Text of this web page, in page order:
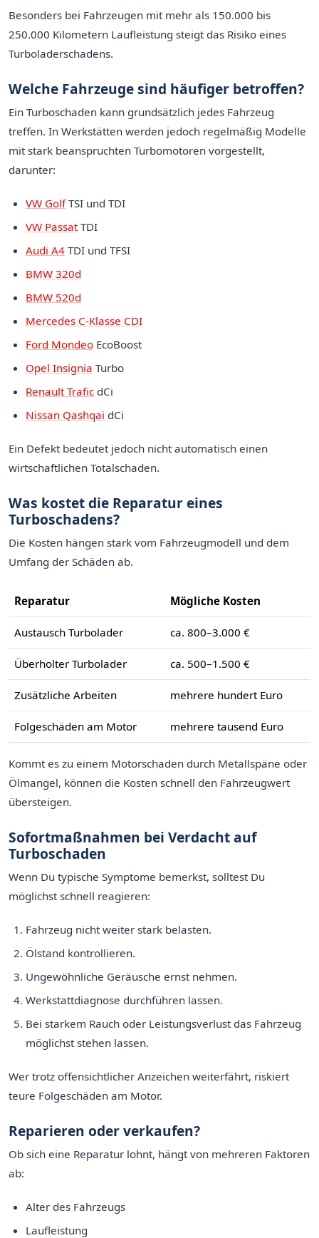
Besonders bei Fahrzeugen mit mehr als 150.000 bis
250.000 Kilometern Laufleistung steigt das Risiko eines
Turboladerschadens.
Welche Fahrzeuge sind häufiger betroffen?
Ein Turboschaden kann grundsätzlich jedes Fahrzeug
treffen. In Werkstätten werden jedoch regelmäßig Modelle
mit stark beanspruchten Turbomotoren vorgestellt,
darunter:
VW GolfTSI und TDI
VW PassatTDI
Audi A4 TDI und TFSI
BMW 320d
BMW 520d
Mercedes C-Klasse CDI
Ford Mondeo EcoBoost
Opel Insignia Turbo
Renault Trafic dCi
Nissan Qashqai dCi
Ein Defekt bedeutet jedoch nicht automatisch einen
wirtschaftlichen Totalschaden.
Was kostet die Reparatur eines
Turboschadens?
Die Kosten hängen stark vom Fahrzeugmodell und dem
Umfang der Schäden ab.
Reparatur Mögliche Kosten
Austausch Turbolader ca. 800–3.000 €
Überholter Turbolader ca. 500–1.500 €
Zusätzliche Arbeiten mehrere hundert Euro
Folgeschäden am Motor mehrere tausend Euro
Kommt es zu einem Motorschaden durch Metallspäne oder
Ölmangel, können die Kosten schnell den Fahrzeugwert
übersteigen.
Sofortmaßnahmen bei Verdacht auf
Turboschaden
Wenn Du typische Symptome bemerkst, solltest Du
möglichst schnell reagieren:
Fahrzeug nicht weiter stark belasten.
Ölstand kontrollieren.
Ungewöhnliche Geräusche ernst nehmen.
Werkstattdiagnose durchführen lassen.
Bei starkem Rauch oder Leistungsverlust das Fahrzeug
möglichst stehen lassen.
Wer trotz offensichtlicher Anzeichen weiterfährt, riskiert
teure Folgeschäden am Motor.
Reparieren oder verkaufen?
Ob sich eine Reparatur lohnt, hängt von mehreren Faktoren
ab:
Alter des Fahrzeugs
Laufleistung